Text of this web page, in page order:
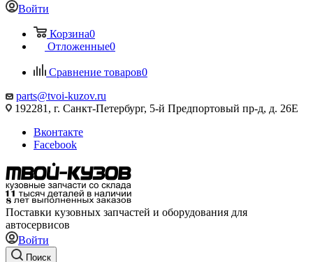
Войти
Корзина0
Отложенные0
Сравнение товаров0
parts@tvoi-kuzov.ru
192281, г. Санкт-Петербург, 5-й Предпортовый пр-д, д. 26Е
Вконтакте
Facebook
Поставки кузовных запчастей и оборудования для
автосервисов
Войти
Поиск